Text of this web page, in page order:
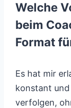
Welche
beim
Format
Es hat mir
konstant
verfolgen,